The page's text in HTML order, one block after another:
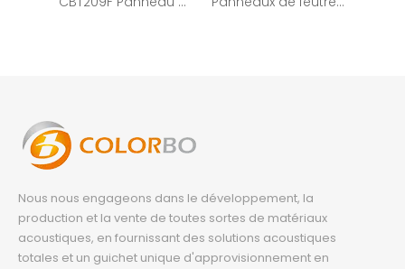
Nous nous engageons dans le développement, la
production et la vente de toutes sortes de matériaux
acoustiques, en fournissant des solutions acoustiques
totales et un guichet unique d'approvisionnement en